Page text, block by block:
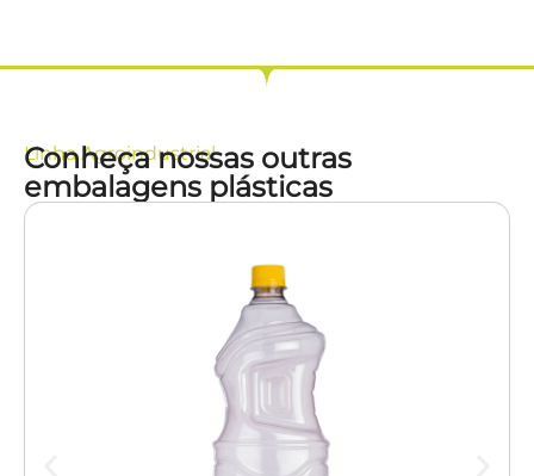
LinhaAgroindustrial
Conheça nossas outras
embalagens plásticas